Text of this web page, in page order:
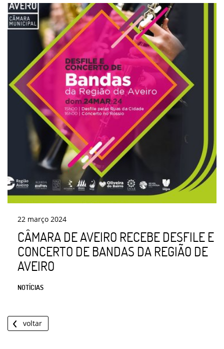
22 março 2024
CÂMARA DE AVEIRO RECEBE DESFILE E
CONCERTO DE BANDAS DA REGIÃO DE
AVEIRO
NOTÍCIAS
voltar